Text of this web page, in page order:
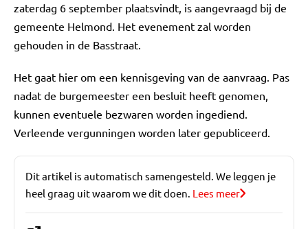
zaterdag 6 september plaatsvindt, is aangevraagd bij de
gemeente Helmond. Het evenement zal worden
gehouden in de Basstraat.
Het gaat hier om een kennisgeving van de aanvraag. Pas
nadat de burgemeester een besluit heeft genomen,
kunnen eventuele bezwaren worden ingediend.
Verleende vergunningen worden later gepubliceerd.
Dit artikel is automatisch samengesteld. We leggen je
heel graag uit waarom we dit doen. Lees meer